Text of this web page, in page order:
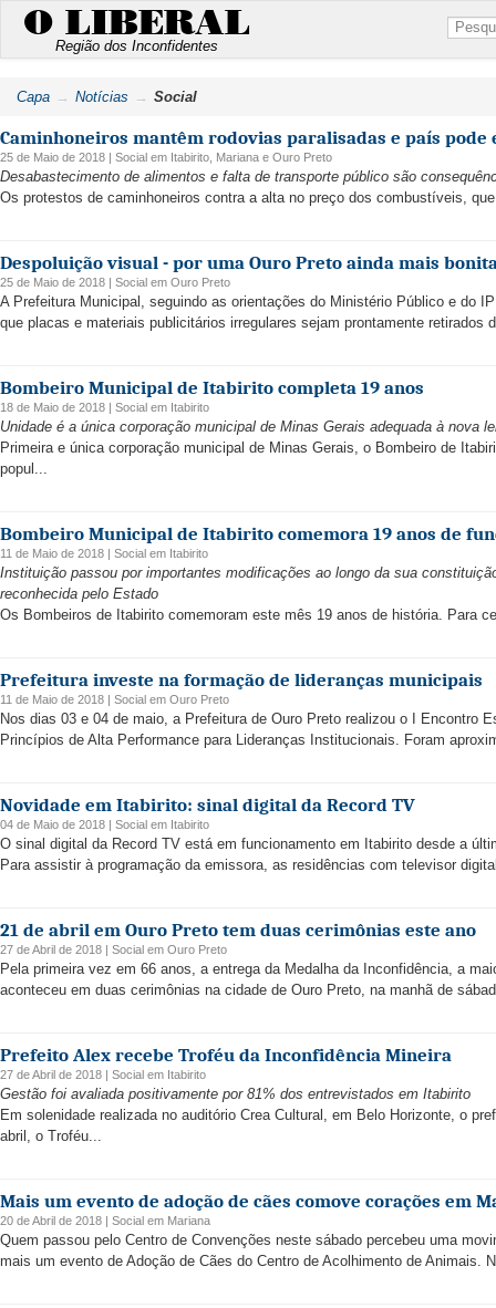
O LIBERAL
Região dos Inconfidentes
Capa Notícias Social
Caminhoneiros mantêm rodovias paralisadas e país pode
25 de Maio de 2018 | Social em Itabirito Mariana e Ouro Preto
Desabastecimento de alimentos e falta de transporte público são
Os protestos de caminhoneiros contra a alta no preço dos combustíveis,
Despoluição visual - por uma Ouro Preto ainda mais
25 de Maio de 2018 | Social em Ouro Preto
A Prefeitura Municipal, seguindo as orientações do Ministério Público e do
que placas e materiais publicitários irregulares sejam prontamente retirados
Bombeiro Municipal de Itabirito completa 19 anos
18 de Maio de 2018 | Social em Itabirito
Unidade é a única corporação municipal de Minas Gerais adequada à nova
Primeira e única corporação municipal de Minas Gerais, o Bombeiro de
popul...
Bombeiro Municipal de Itabirito comemora 19 anos de
11 de Maio de 2018 | Social em Itabirito
Instituição passou por importantes modificações ao longo da sua
reconhecida pelo Estado
Os Bombeiros de Itabirito comemoram este mês 19 anos de história. Para
Prefeitura investe na formação de lideranças municipais
11 de Maio de 2018 | Social em Ouro Preto
Nos dias 03 e 04 de maio, a Prefeitura de Ouro Preto realizou o I Encontro
Princípios de Alta Performance para Lideranças Institucionais. Foram
Novidade em Itabirito: sinal digital da Record TV
04 de Maio de 2018 | Social em Itabirito
O sinal digital da Record TV está em funcionamento em Itabirito desde a
Para assistir à programação da emissora, as residências com televisor
21 de abril em Ouro Preto tem duas cerimônias este ano
27 de Abril de 2018 | Social em Ouro Preto
Pela primeira vez em 66 anos, a entrega da Medalha da Inconfidência, a
aconteceu em duas cerimônias na cidade de Ouro Preto, na manhã de
Prefeito Alex recebe Troféu da Inconfidência Mineira
27 de Abril de 2018 | Social em Itabirito
Gestão foi avaliada positivamente por 81% dos entrevistados em Itabirito
Em solenidade realizada no auditório Crea Cultural, em Belo Horizonte, o
abril, o Troféu...
Mais um evento de adoção de cães comove corações em
20 de Abril de 2018 | Social em Mariana
Quem passou pelo Centro de Convenções neste sábado percebeu uma
mais um evento de Adoção de Cães do Centro de Acolhimento de Animais.